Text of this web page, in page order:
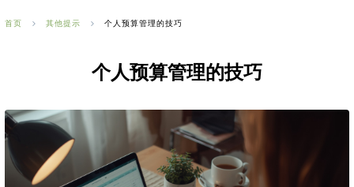
首页 其他提示 个人预算管理的技巧
个人预算管理的技巧